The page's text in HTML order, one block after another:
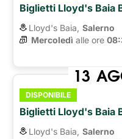
Biglietti Lloyd's Baia
Lloyd's Baia, Salerno
Mercoledì alle ore
13
DISPONIBILE
Biglietti Lloyd's Baia
Lloyd's Baia, Salerno